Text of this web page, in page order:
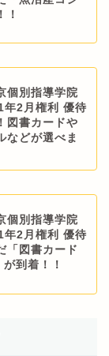
！
個別指導学院
年2月権利 優待
図書カードや
などが選べま
個別指導学院
年2月権利 優待
「図書カード
到着！！